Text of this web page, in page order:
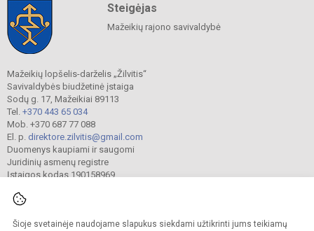
Šioje svetainėje naudojame slapukus siekdami užtikrinti jums teikiamų
Steigėjas
Mažeikių rajono savivaldybė
Mažeikių lopšelis-darželis „Žilvitis“
Savivaldybės biudžetinė įstaiga
Sodų g. 17, Mažeikiai 89113
Tel. +370 443 65 034
Mob. +370 687 77 088
El. p. direktore.zilvitis@gmail.com
Duomenys kaupiami ir saugomi
Juridinių asmenų registre
Įstaigos kodas 190158969
© 2024. Mažeikių lopšelis-darželis „Žilvitis“. Visos teisės saugomos.